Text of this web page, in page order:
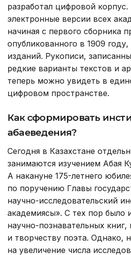
разработал цифровой
электронные версии всех
начиная с первого сборника
опубликованного в 1909
изданий. Рукописи,
редкие варианты текстов и
теперь можно увидеть в
цифровом пространстве.
Как сформировать
абаеведения?
Сегодня в Казахстане
занимаются изучением Абая
А накануне 175-летнего
по поручению Главы
научно-исследовательский
академиясы». С тех пор было
научно-познавательных
и творчеству поэта. Однако,
на увеличение числа